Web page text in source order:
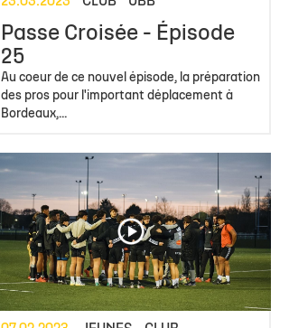
Passe Croisée - Épisode
25
Au coeur de ce nouvel épisode, la préparation
des pros pour l'important déplacement à
Bordeaux,...